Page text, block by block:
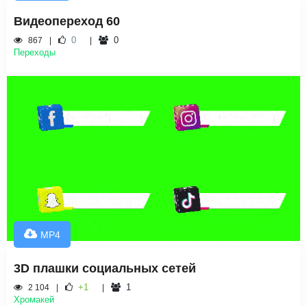
Видеопереход 60
867 0
0
Переходы
MP4
3D плашки социальных сетей
2 104 +1
1
Хромакей